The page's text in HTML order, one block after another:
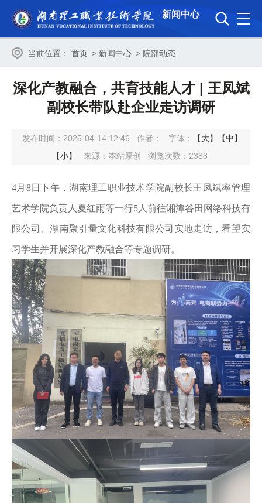
新闻中心
当前位置： 首页 > 新闻中心 > 院部动态
深化产教融合，共育技能人才 | 王凤斌
副校长带队赴企业走访调研
发布时间：2025-04-14 12:46 作者： 字体： 【大】
【中】
【小】
来源：本站原创 浏览次数： 2388
4月8日下午，湖南理工职业技术学院副校长王凤斌率管理
艺术学院负责人夏红雨等一行5人前往湘潭谷田网络科技有
限公司、湖南聚引量文化科技有限公司实地走访，看望实
习学生并开展深化产教融合等专题调研。